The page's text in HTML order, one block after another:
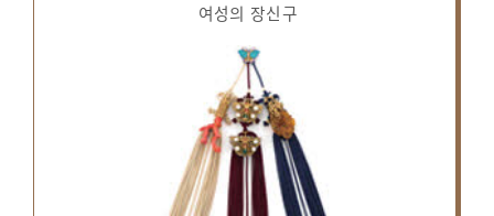
여성의 장신구